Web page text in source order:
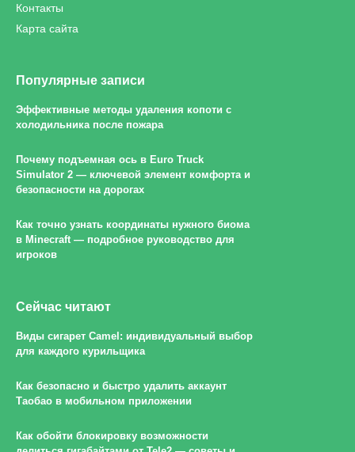
Контакты
Карта сайта
Популярные записи
Эффективные методы удаления копоти с
холодильника после пожара
Почему подъемная ось в Euro Truck
Simulator 2 — ключевой элемент комфорта и
безопасности на дорогах
Как точно узнать координаты нужного биома
в Minecraft — подробное руководство для
игроков
Сейчас читают
Виды сигарет Camel: индивидуальный выбор
для каждого курильщика
Как безопасно и быстро удалить аккаунт
Таобао в мобильном приложении
Как обойти блокировку возможности